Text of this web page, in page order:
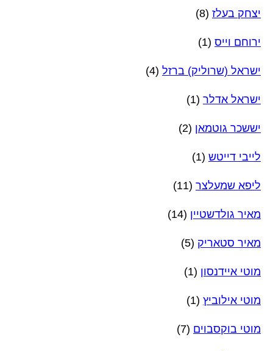
יצחק בעלז (8)
ירוחם וייס (1)
ישראל (שרוליק) ברזל (4)
ישראל אדלר (1)
יששכר גוטמאן (2)
לייבי דייטש (1)
ליפא שמעלצר (11)
מאיר גולדשטיין (14)
מאיר סטאריק (5)
מוטי איידנסון (1)
מוטי אילוביץ (1)
מוטי בוקסבוים (7)